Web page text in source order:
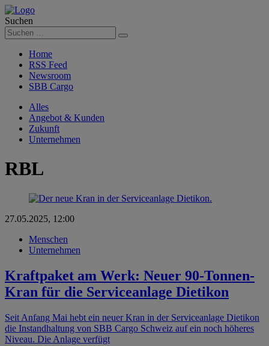
Suchen
Suchen
Home
RSS Feed
Newsroom
SBB Cargo
Alles
Angebot & Kunden
Zukunft
Unternehmen
RBL
27.05.2025, 12:00
Menschen
Unternehmen
Kraftpaket am Werk: Neuer 90-Tonnen-
Kran für die Serviceanlage Dietikon
Seit Anfang Mai hebt ein neuer Kran in der Serviceanlage Dietikon
die Instandhaltung von SBB Cargo Schweiz auf ein noch höheres
Niveau. Die Anlage verfügtWeiterlesen